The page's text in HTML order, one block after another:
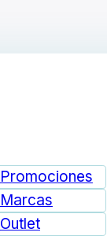
Promociones
Marcas
Outlet